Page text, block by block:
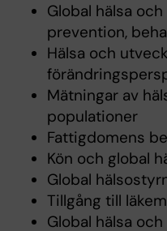
Global hälsa
prevention,
Hälsa och
Mätningar av
populationer
Fattigdomens
Kön och global
Global
Tillgång till
Global hälsa